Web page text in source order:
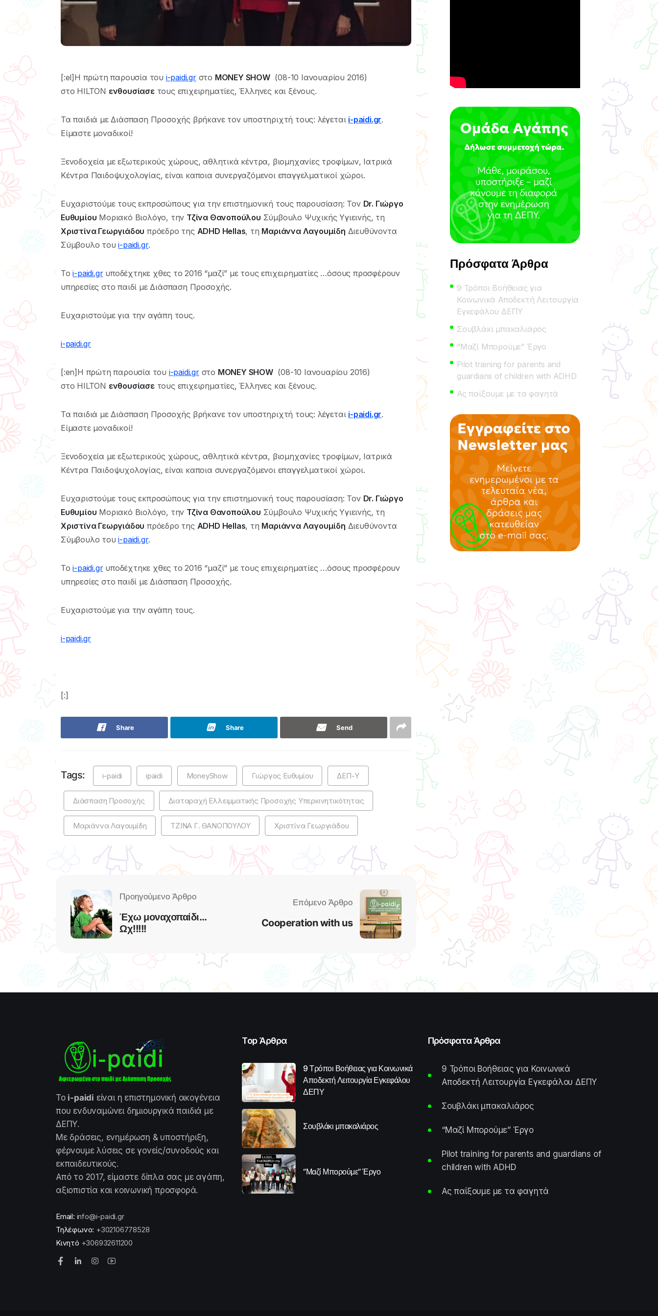
[:el]Η πρώτη παρουσία του i-paidi.grστο MONEY SHOW(08-10 Ιανουαρίου 2016)
στο HILTON ενθουσίασετους επιχειρηματίες, Έλληνες και ξένους.
Τα παιδιά με Διάσπαση Προσοχής βρήκανε τον υποστηριχτή τους: λέγεται i-paidi.gr.
Είμαστε μοναδικοί!
Ξενοδοχεία με εξωτερικούς χώρους, αθλητικά κέντρα, βιομηχανίες τροφίμων, Ιατρικά
Κέντρα Παιδοψυχολογίας, είναι καποια συνεργαζόμενοι επαγγελματικοί χώροι.
Ευχαριστούμε τους εκπροσώπους για την επιστημονική τους παρουσίαση: Τον Dr. Γιώργο
Ευθυμίου Μοριακό Βιολόγο, την Τζίνα Θανοπούλου Σύμβουλο Ψυχικής Υγιεινής, τη
Χριστίνα Γεωργιάδου πρόεδρο της ADHD Hellas, τη Μαριάννα Λαγουμίδη Διευθύνοντα
Σύμβουλο τουi-paidi.gr.
Τοi-paidi.grυποδέχτηκε χθες το 2016 “μαζί” με τους επιχειρηματίες …όσους προσφέρουν
υπηρεσίες στο παιδί με Διάσπαση Προσοχής.
Ευχαριστούμε για την αγάπη τους.
i-paidi.gr
[:en]Η πρώτη παρουσία του i-paidi.grστο MONEY SHOW(08-10 Ιανουαρίου 2016)
στο HILTON ενθουσίασετους επιχειρηματίες, Έλληνες και ξένους.
Τα παιδιά με Διάσπαση Προσοχής βρήκανε τον υποστηριχτή τους: λέγεται i-paidi.gr.
Είμαστε μοναδικοί!
Ξενοδοχεία με εξωτερικούς χώρους, αθλητικά κέντρα, βιομηχανίες τροφίμων, Ιατρικά
Κέντρα Παιδοψυχολογίας, είναι καποια συνεργαζόμενοι επαγγελματικοί χώροι.
Ευχαριστούμε τους εκπροσώπους για την επιστημονική τους παρουσίαση: Τον Dr. Γιώργο
Ευθυμίου Μοριακό Βιολόγο, την Τζίνα Θανοπούλου Σύμβουλο Ψυχικής Υγιεινής, τη
Χριστίνα Γεωργιάδου πρόεδρο της ADHD Hellas, τη Μαριάννα Λαγουμίδη Διευθύνοντα
Σύμβουλο τουi-paidi.gr.
Τοi-paidi.grυποδέχτηκε χθες το 2016 “μαζί” με τους επιχειρηματίες …όσους προσφέρουν
υπηρεσίες στο παιδί με Διάσπαση Προσοχής.
Ευχαριστούμε για την αγάπη τους.
i-paidi.gr
[:]
Share Share Send
Tags: i-paidi ipaidi MoneyShow Γιώργος Ευθυμίου ΔΕΠ-Υ
Διάσπαση Προσοχής Διαταραχή Ελλειμματικής Προσοχής Υπερκινητικότητας
Μαριάννα Λαγουμίδη ΤΖΙΝΑ Γ. ΘΑΝΟΠΟΥΛΟΥ Χριστίνα Γεωργιάδου
Έχω μοναχοπαίδι…
Ωχ!!!!!
Cooperation with us
Πρόσφατα Άρθρα
9 Τρόποι Βοήθειας για
Κοινωνικά Αποδεκτή Λειτουργία
Εγκεφάλου ΔΕΠΥ
Σουβλάκι μπακαλιάρος
“Μαζί Μπορούμε” Έργο
Pilot training for parents and
guardians of children with ADHD
Ας παίξουμε με τα φαγητά
Το i-paidi είναι η επιστημονική οικογένεια
που ενδυναμώνει δημιουργικά παιδιά με
ΔΕΠΥ.
Με δράσεις, ενημέρωση & υποστήριξη,
φέρνουμε λύσεις σε γονείς/συνοδούς και
εκπαιδευτικούς.
Από το 2017, είμαστε δίπλα σας με αγάπη,
αξιοπιστία και κοινωνική προσφορά.
Email: info@i-paidi.gr
Τηλέφωνο: +302106778528
Κινητό +306932611200
Top Άρθρα
9 Τρόποι Βοήθειας για Κοινωνικά
Αποδεκτή Λειτουργία Εγκεφάλου
ΔΕΠΥ
Σουβλάκι μπακαλιάρος
“Μαζί Μπορούμε” Έργο
Πρόσφατα Άρθρα
9 Τρόποι Βοήθειας για Κοινωνικά
Αποδεκτή Λειτουργία Εγκεφάλου ΔΕΠΥ
Σουβλάκι μπακαλιάρος
“Μαζί Μπορούμε” Έργο
Pilot training for parents and guardians of
children with ADHD
Ας παίξουμε με τα φαγητά